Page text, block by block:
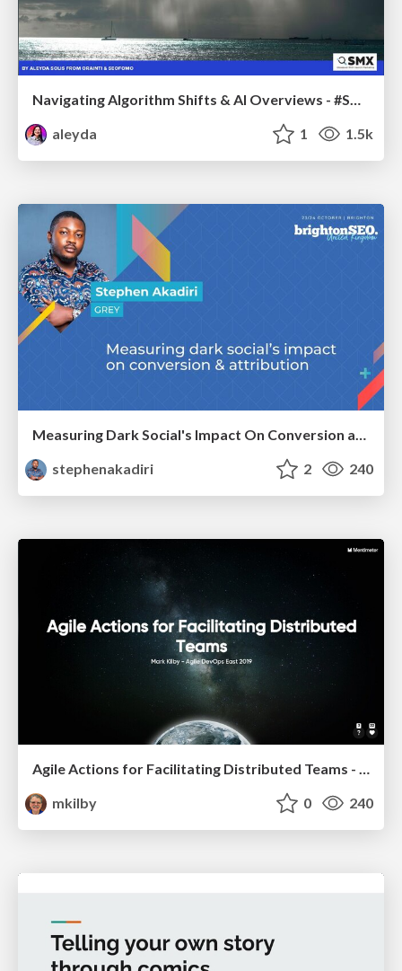
Navigating Algorithm Shifts & AI Overviews - #SMXNext
aleyda
1 1.5k
Measuring Dark Social's Impact On Conversion and Attribution
stephenakadiri
2 240
Agile Actions for Facilitating Distributed Teams - ADO2019
mkilby
0 240